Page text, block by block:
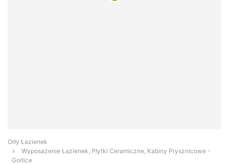
Orły Łazienek
Wyposażenie Łazienek, Płytki Ceramiczne, Kabiny Prysznicowe -
Gorlice